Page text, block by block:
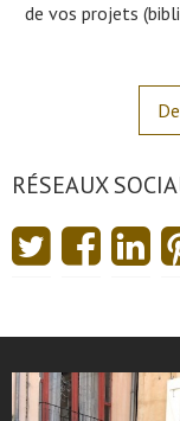
de vos projets
RÉSEAUX